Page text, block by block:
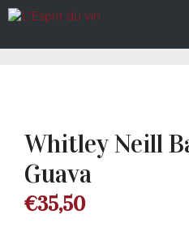
Aller
au
Whitley Neill
Guava
€35,50